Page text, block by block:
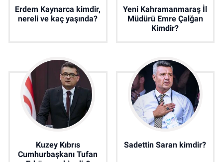
Erdem Kaynarca kimdir,
nereli ve kaç yaşında?
Yeni Kahramanmaraş İl
Müdürü Emre Çalğan
Kimdir?
Kuzey Kıbrıs
Cumhurbaşkanı Tufan
Sadettin Saran kimdir?